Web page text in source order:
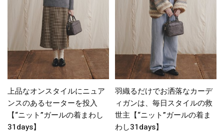
上品なオンスタイルにニュア
ンスのあるセーターを投入
【“ニット”ガールの着まわし
31days】
羽織るだけでお洒落なカーデ
ィガンは、毎日スタイルの救
世主【“ニット”ガールの着ま
わし31days】